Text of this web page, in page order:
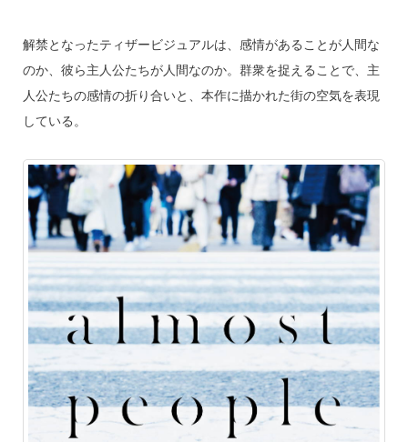
解禁となったティザービジュアルは、感情があることが人間な
のか、彼ら主人公たちが人間なのか。群衆を捉えることで、主
人公たちの感情の折り合いと、本作に描かれた街の空気を表現
している。